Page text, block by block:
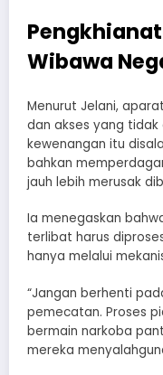
Wibawa
Menurut Jelani,
dan akses yang tidak
kewenangan itu
bahkan
jauh lebih merusak
Ia menegaskan
terlibat harus
hanya melalui
“Jangan berhenti
pemecatan. Proses
bermain narkoba
mereka